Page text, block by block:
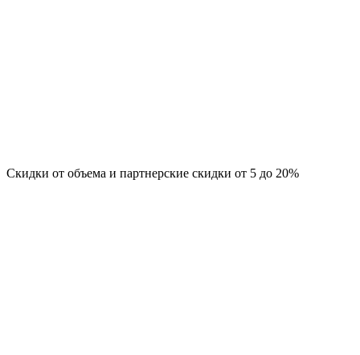
Скидки от объема и партнерские скидки от 5 до 20%